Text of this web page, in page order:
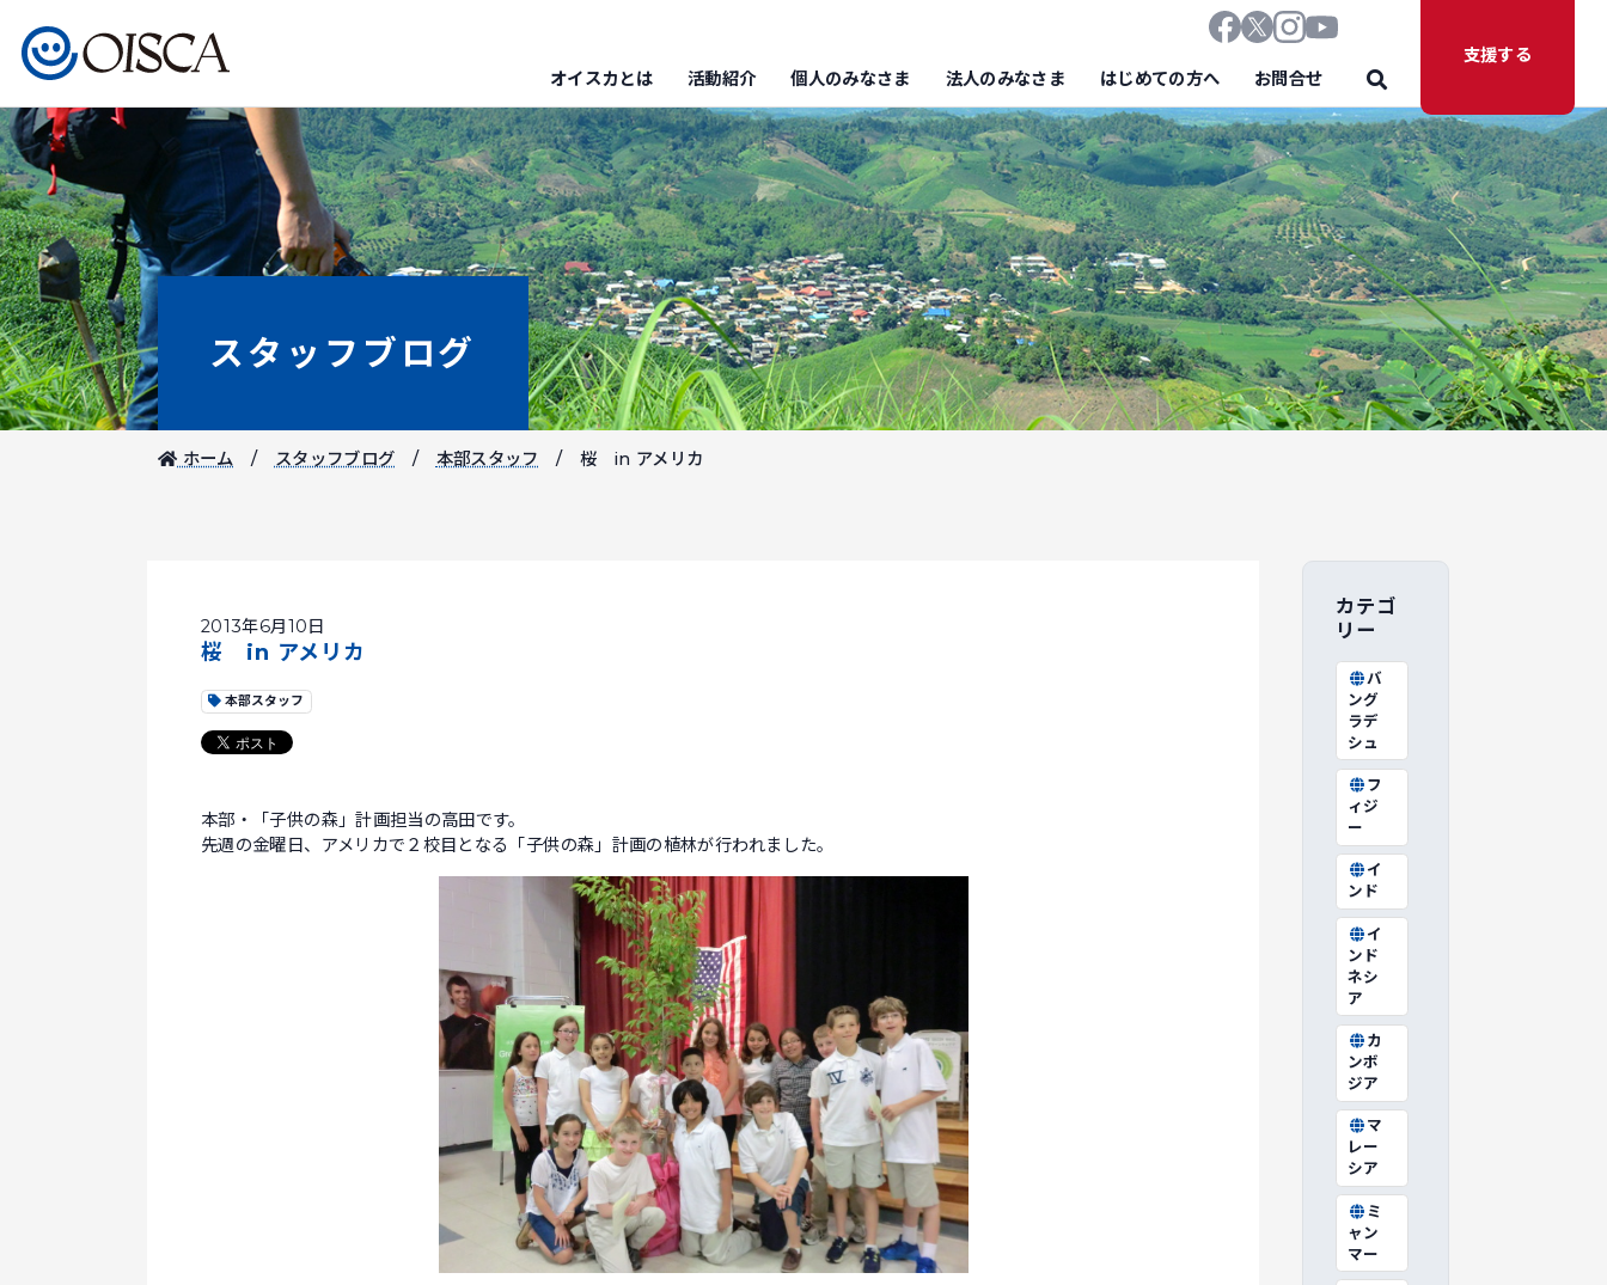
オイスカとは 活動紹介 個人のみなさま 法人のみなさま はじめての方へ お問合せ
支援する
スタッフブログ
ホーム スタッフブログ 本部スタッフ 桜 in アメリカ
2013年6月10日
桜 in アメリカ
本部スタッフ
本部・「子供の森」計画担当の高田です。
先週の金曜日、アメリカで２校目となる「子供の森」計画の植林が行われました。
カテゴ
リー
バ
ング
ラデ
シュ
フ
ィジ
ー
イ
ンド
イ
ンド
ネシ
ア
カ
ンボ
ジア
マ
レー
シア
ミ
ャン
マー